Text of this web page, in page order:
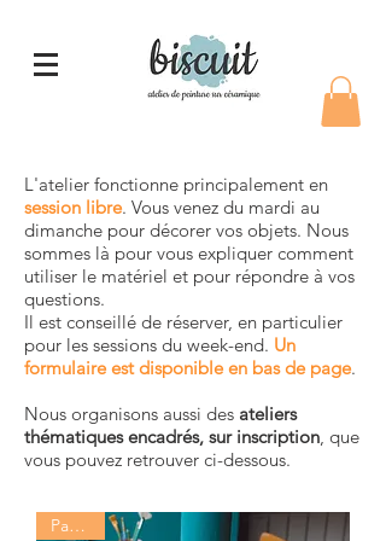
L'atelier fonctionne principalement en
session libre. Vous venez du mardi au
dimanche pour décorer vos objets. Nous
sommes là pour vous expliquer comment
utiliser le matériel et pour répondre à vos
questions.
Il est conseillé de réserver, en particulier
pour les sessions du week-end. Un
formulaire est disponible en bas de page.
Nous organisons aussi des ateliers
thématiques encadrés, sur inscription, que
vous pouvez retrouver ci-dessous.
Paris 17